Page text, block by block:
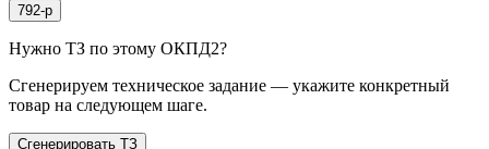
792-р
Нужно ТЗ по этому ОКПД2?
Сгенерируем техническое задание — укажите конкретный
товар на следующем шаге.
Сгенерировать ТЗ